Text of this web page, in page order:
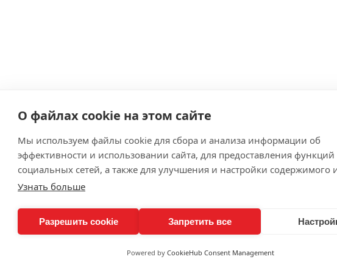
О файлах cookie на этом сайте
Мы используем файлы cookie для сбора и анализа информации об
эффективности и использовании сайта, для предоставления функций
социальных сетей, а также для улучшения и настройки содержимого
Узнать больше
Разрешить cookie Запретить все
Powered by CookieHub Consent Management